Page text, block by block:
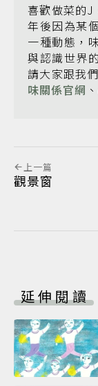
喜歡做菜的
年後因為某
一種動態，
與認識世界
請大家跟我
味關係官網 、
上一篇
觀景窗
延伸閱讀